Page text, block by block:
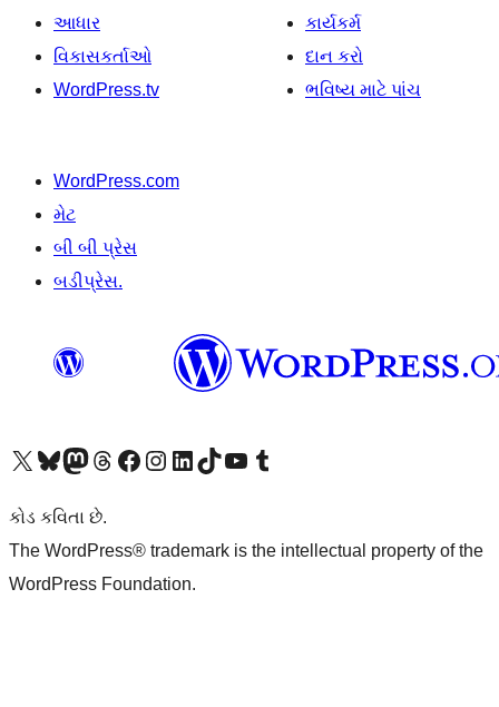
આધાર
વિકાસકર્તાઓ
WordPress.tv
કાર્યકર્મ
દાન કરો
ભવિષ્ય માટે પાંચ
WordPress.com
મેટ
બી બી પ્રેસ
બડીપ્રેસ.
અમારા X (અગાઉ ટ્વિટર) એકાઉન્ટની મુલાકાત લોઅમારા Bluesky એકાઉન્ટની મુલાકાત લોઅમારા માસ્ટોડોન એકાઉન્ટની મુલાકાત લોઅમારા Threads એકાઉન્ટની મુલાકાત લો અમારા ફેસબુક પેજની મુલાકાત લોઅમારા ઇન્સ્ટાગ્રામ એકાઉન્ટની મુલાકાત લો અમારા LinkedIn એકાઉન્ટની મુલાકાત લોઅમારા TikTok એકાઉન્ટની મુલાકાત લોઅમારી YouTube ચેનલની મુલાકાત લો અમારા Tumblr એકાઉન્ટની મુલાકાત લો
કોડ કવિતા છે.
The WordPress® trademark is the intellectual property of the
WordPress Foundation.